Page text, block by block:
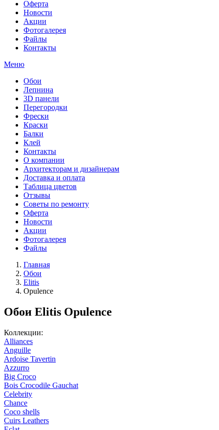
Оферта
Новости
Акции
Фотогалерея
Файлы
Контакты
Меню
Обои
Лепнина
3D панели
Перегородки
Фрески
Краски
Балки
Клей
Контакты
О компании
Архитекторам и дизайнерам
Доставка и оплата
Таблица цветов
Отзывы
Советы по ремонту
Оферта
Новости
Акции
Фотогалерея
Файлы
Главная
Обои
Elitis
Opulence
Обои Elitis Opulence
Коллекции:
Alliances
Anguille
Ardoise Tavertin
Azzurro
Big Croco
Bois Crocodile Gauchat
Celebrity
Chance
Coco shells
Cuirs Leathers